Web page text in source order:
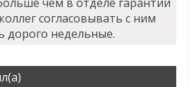
согласовывать с ним
дорого недельные.